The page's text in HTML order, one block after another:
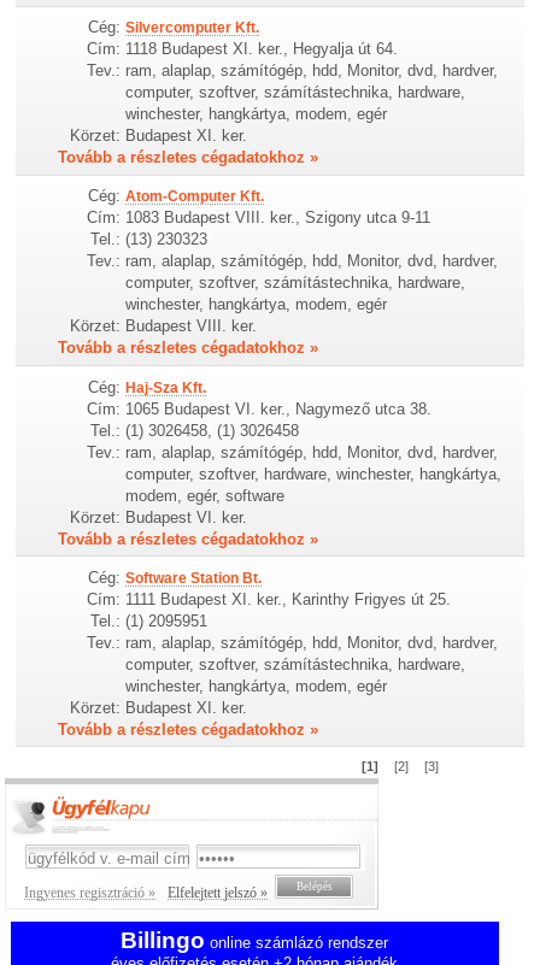
Cég: Silvercomputer Kft.
Cím: 1118 Budapest XI. ker., Hegyalja út 64.
Tev.: ram, alaplap, számítógép, hdd, Monitor, dvd, hardver,
computer, szoftver, számítástechnika, hardware,
winchester, hangkártya, modem, egér
Körzet: Budapest XI. ker.
Tovább a részletes cégadatokhoz »
Cég: Atom-Computer Kft.
Cím: 1083 Budapest VIII. ker., Szigony utca 9-11
Tel.: (13) 230323
Tev.: ram, alaplap, számítógép, hdd, Monitor, dvd, hardver,
computer, szoftver, számítástechnika, hardware,
winchester, hangkártya, modem, egér
Körzet: Budapest VIII. ker.
Tovább a részletes cégadatokhoz »
Cég: Haj-Sza Kft.
Cím: 1065 Budapest VI. ker., Nagymező utca 38.
Tel.: (1) 3026458, (1) 3026458
Tev.: ram, alaplap, számítógép, hdd, Monitor, dvd, hardver,
computer, szoftver, hardware, winchester, hangkártya,
modem, egér, software
Körzet: Budapest VI. ker.
Tovább a részletes cégadatokhoz »
Cég: Software Station Bt.
Cím: 1111 Budapest XI. ker., Karinthy Frigyes út 25.
Tel.: (1) 2095951
Tev.: ram, alaplap, számítógép, hdd, Monitor, dvd, hardver,
computer, szoftver, számítástechnika, hardware,
winchester, hangkártya, modem, egér
Körzet: Budapest XI. ker.
Tovább a részletes cégadatokhoz »
[1] [2] [3]
Ingyenes regisztráció » Elfelejtett jelszó »
Billingo online számlázó rendszer